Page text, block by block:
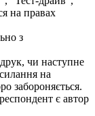
на правах
з
чи наступне
на
забороняється.
є автор